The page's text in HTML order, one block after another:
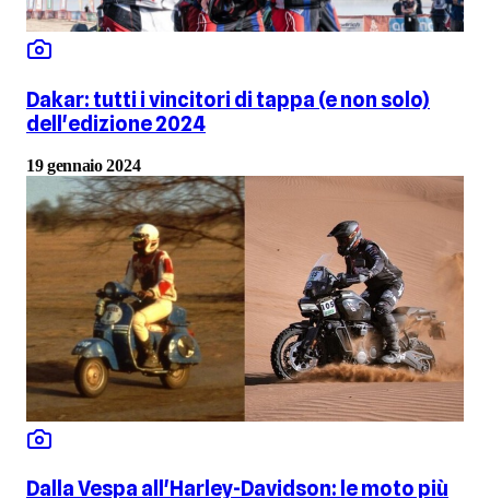
Dakar: tutti i vincitori di tappa (e non solo)
dell'edizione 2024
19 gennaio 2024
Dalla Vespa all'Harley-Davidson: le moto più